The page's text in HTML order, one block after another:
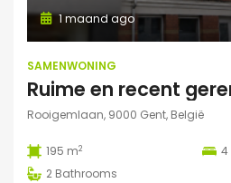
1 maand ago
SAMENWONING
Rooigemlaan, 9000 Gent, België
195 m2 4
2 Bathrooms